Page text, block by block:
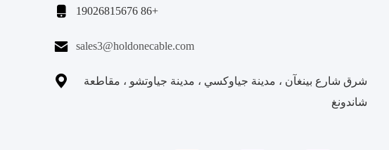
 +86 19026815676
 sales3@holdonecable.com

شرق شارع بينغآن ، مدينة جياوكسي ، مدينة جياوتشو ، مقاطعة
شاندونغ